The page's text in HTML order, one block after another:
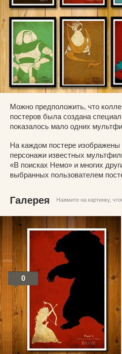
Можно предположить, что
постеров была создана
показалось мало одних
На каждом постере
персонажи известных
«В поисках Немо» и многих
выбранных пользователем
Галерея Нажмите на картинку,
0
Посты по теме
В избранное